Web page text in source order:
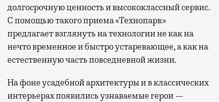
долгосрочную ценность и высококлассный сервис.
С помощью такого приема «Технопарк»
предлагает взглянуть на технологии не как на
нечто временное и быстро устаревающее, а как на
естественную часть повседневной жизни.
На фоне усадебной архитектуры и в классических
интерьерах появились узнаваемые герои —